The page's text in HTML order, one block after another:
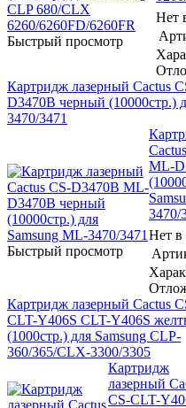
Быстрый просмотр
Нет
Картридж лазерный Cactus
D3470B черный (10000стр.)
3470/3471
Быстрый просмотр
ML-
3470/
Нет в
Картридж лазерный Cactus
CLT-Y406S CLT-Y406S
(1000стр.) для Samsung CLP-
360/365/CLX-3300/3305
Картридж
лазерный
CS-CLT-